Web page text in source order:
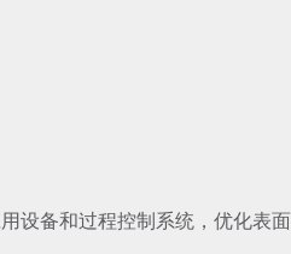
设备和过程控制系统，优化表